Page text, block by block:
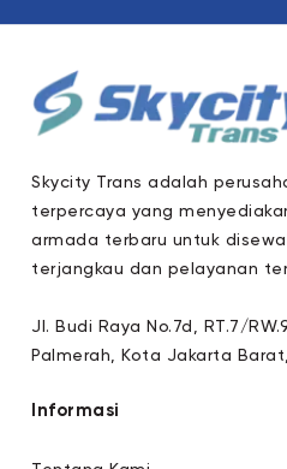
Skycity Trans adalah
terpercaya yang
armada terbaru untuk
terjangkau dan pelayanan
Jl. Budi Raya No.7d, RT.7/
Palmerah, Kota Jakarta
Informasi